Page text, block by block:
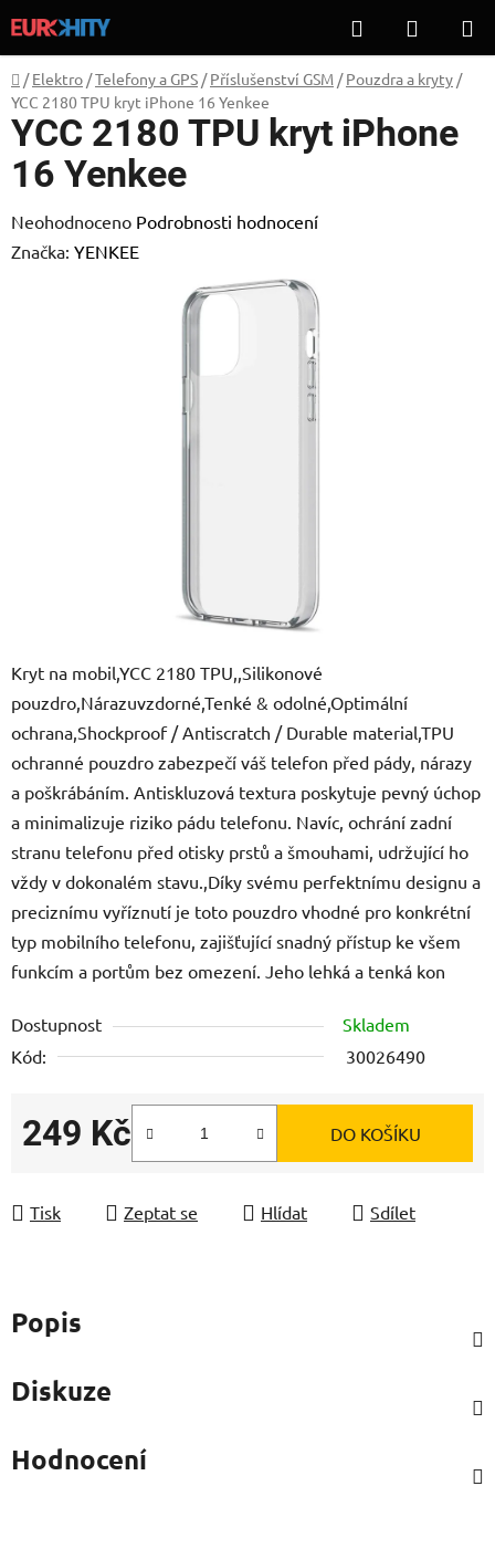
na
obsah
Hledat
KOŠÍK
Domů
/ Elektro /Telefony a GPS / Příslušenství GSM / Pouzdra a kryty /
YCC 2180 TPU kryt iPhone 16 Yenkee
Kryt na mobil,YCC 2180 TPU,,Silikonové
pouzdro,Nárazuvzdorné,Tenké & odolné,Optimální
ochrana,Shockproof / Antiscratch / Durable material,TPU
ochranné pouzdro zabezpečí váš telefon před pády, nárazy
a poškrábáním. Antiskluzová textura poskytuje pevný úchop
a minimalizuje riziko pádu telefonu. Navíc, ochrání zadní
stranu telefonu před otisky prstů a šmouhami, udržující ho
vždy v dokonalém stavu.,Díky svému perfektnímu designu a
preciznímu vyříznutí je toto pouzdro vhodné pro konkrétní
typ mobilního telefonu, zajišťující snadný přístup ke všem
funkcím a portům bez omezení. Jeho lehká a tenká kon
Dostupnost
Skladem
Kód:
30026490
249 Kč DO KOŠÍKU
Tisk Zeptat se Hlídat Sdílet
YCC 2180 TPU kryt iPhone
16 Yenkee
Průměrné
hodnocení
Neohodnoceno Podrobnosti hodnocení
Značka: YENKEE
Popis
Diskuze
Hodnocení